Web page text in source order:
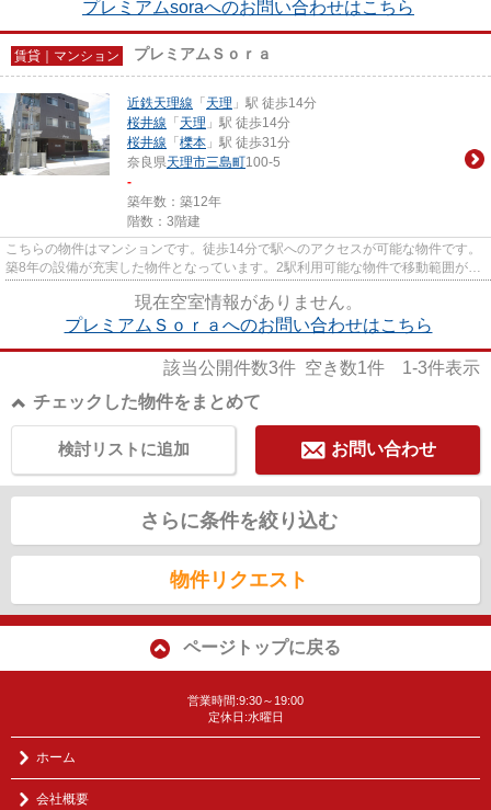
プレミアムsoraへのお問い合わせはこちら
賃貸｜マンション プレミアムＳｏｒａ
近鉄天理線 「 天理 」駅 徒歩14分
桜井線 「 天理 」駅 徒歩14分
桜井線 「 櫟本 」駅 徒歩31分
奈良県天理市三島町100-5
-
築年数：築12年
階数：3階建
こちらの物件はマンションです。徒歩14分で駅へのアクセスが可能な物件です。
築8年の設備が充実した物件となっています。2駅利用可能な物件で移動範囲が広
現在空室情報がありません。
プレミアムＳｏｒａへのお問い合わせはこちら
該当公開件数3件 空き数1件 1-3件表示
チェックした物件をまとめて
お問い合わせ
検討リストに追加
さらに条件を絞り込む
物件リクエスト
ページトップに戻る
営業時間:9:30～19:00
定休日:水曜日
ホーム
会社概要